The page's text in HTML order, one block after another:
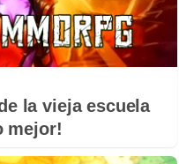
la vieja escuela
mejor!